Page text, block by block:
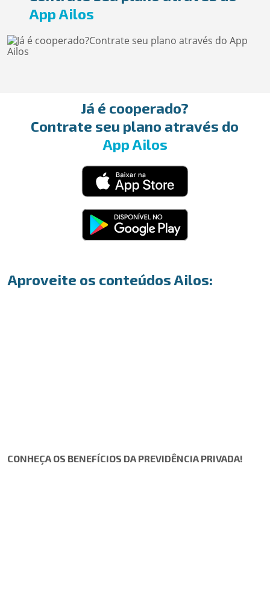
App Ailos
Já é cooperado?
Contrate seu plano através do
App Ailos
Aproveite os conteúdos Ailos:
CONHEÇA OS BENEFÍCIOS DA PREVIDÊNCIA PRIVADA!